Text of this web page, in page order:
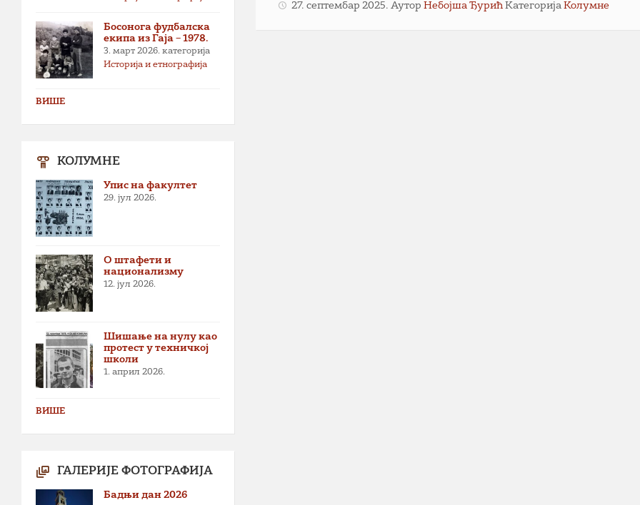
27. септембар 2025. АуторНебојша Ђурић КатегоријаКолумне
Босонога фудбалска
екипа из Гаја – 1978.
3. март 2026. категорија
Историја и етнографија
ВИШЕ
КОЛУМНЕ
Упис на факултет
29. јул 2026.
О штафети и
национализму
12. јул 2026.
Шишање на нулу као
протест у техничкој
школи
1. април 2026.
ВИШЕ
ГАЛЕРИЈЕ ФОТОГРАФИЈА
Бадњи дан 2026